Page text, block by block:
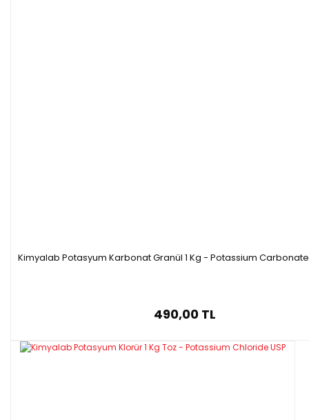
Kimyalab Potasyum Karbonat Granül 1 Kg - Potassium
490,00 TL